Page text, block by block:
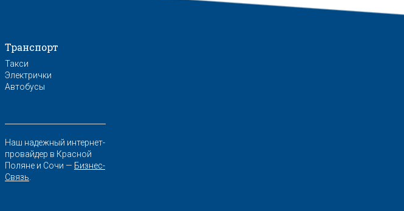
Транспорт
Такси
Электрички
Автобусы
Наш надежный интернет-
провайдер в Красной
Поляне и Сочи — Бизнес-
Связь